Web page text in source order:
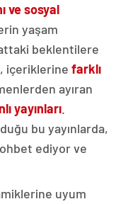
ve sosyal
yaşam
beklentilere
içeriklerine farklı
ayıran
yayınları
bu yayınlarda,
ediyor ve
uyum